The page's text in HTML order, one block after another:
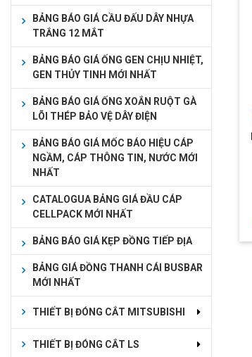
BẢNG BÁO GIÁ CẦU ĐẤU DÂY NHỰA
TRẮNG 12 MẮT
BẢNG BÁO GIÁ ỐNG GEN CHỊU NHIỆT,
GEN THỦY TINH MỚI NHẤT
BẢNG BÁO GIÁ ỐNG XOẮN RUỘT GÀ
LÕI THÉP BẢO VỆ DÂY ĐIỆN
BẢNG BÁO GIÁ MỐC BÁO HIỆU CÁP
NGẦM, CÁP THÔNG TIN, NƯỚC MỚI
NHẤT
CATALOGUA BẢNG GIÁ ĐẦU CÁP
CELLPACK MỚI NHẤT
BẢNG BÁO GIÁ KẸP ĐỒNG TIẾP ĐỊA
BẢNG GIÁ ĐỒNG THANH CÁI BUSBAR
MỚI NHẤT
THIẾT BỊ ĐÓNG CẮT MITSUBISHI
THIẾT BỊ ĐÓNG CẮT LS